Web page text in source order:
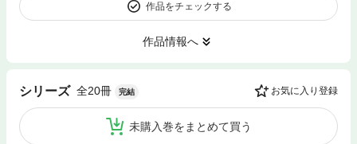
作品をチェックする
作品情報へ
シリーズ 全20冊 完結 お気に入り登録
未購入巻をまとめて買う